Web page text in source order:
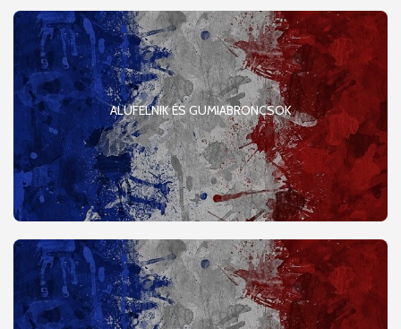
ALUFELNIK ÉS GUMIABRONCSOK